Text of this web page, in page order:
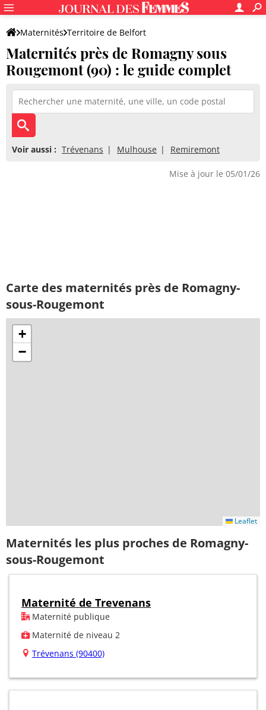
Maternités Territoire de Belfort
Romagny-sous-Rougemont
Maternités près de Romagny sous
Rougemont (90) : le guide complet
Voir aussi : Trévenans Mulhouse Remiremont
Mise à jour le 05/01/26
Carte des maternités près de Romagny-
sous-Rougemont
+
−
Leaflet
Maternités les plus proches de Romagny-
sous-Rougemont
Maternité de Trevenans
Maternité publique
Maternité de niveau 2
Trévenans (90400)